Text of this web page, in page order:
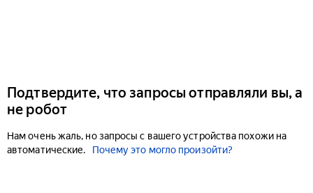
Подтвердите, что запросы отправляли вы, а
не робот
Нам очень жаль, но запросы с вашего устройства похожи на
автоматические.
Почему это могло произойти?